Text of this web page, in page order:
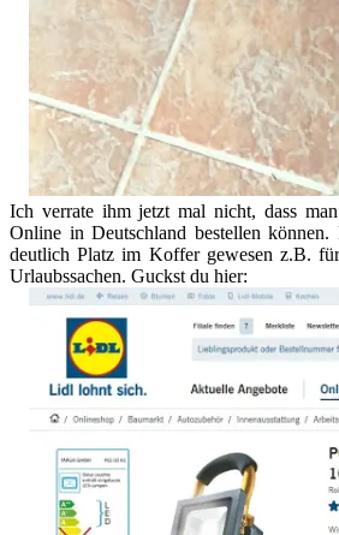
Ich verrate ihm jetzt mal nicht, dass
Online in Deutschland bestellen
deutlich Platz im Koffer gewesen z.B.
Urlaubssachen. Guckst du hier: